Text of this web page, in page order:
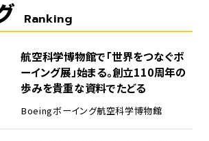
Ranking
航空科学博物館で「世界をつなぐボ
ーイング展」始まる。創立110周年の
歩みを貴重な資料でたどる
Boeingボーイング航空科学博物館